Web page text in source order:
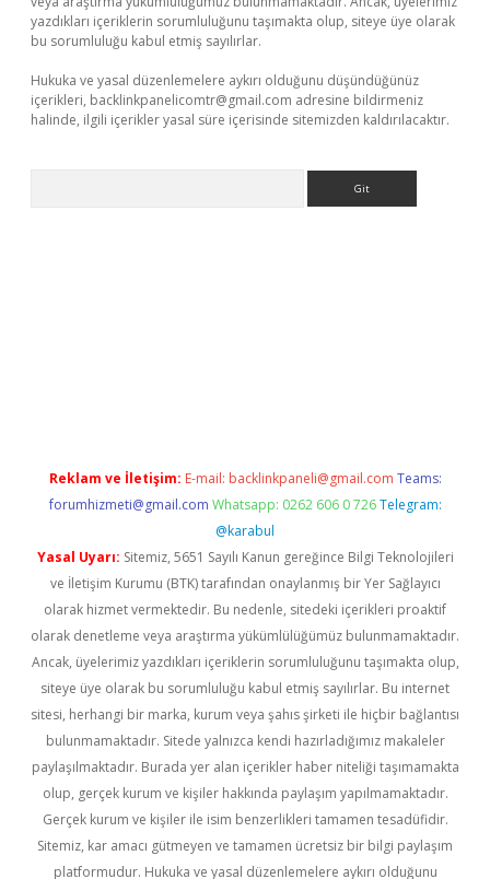
yazdıkları içeriklerin sorumluluğunu taşımakta olup, siteye üye olarak
bu sorumluluğu kabul etmiş sayılırlar.
Hukuka ve yasal düzenlemelere aykırı olduğunu düşündüğünüz
içerikleri, backlinkpanelicomtr@gmail.com adresine bildirmeniz
halinde, ilgili içerikler yasal süre içerisinde sitemizden kaldırılacaktır.
Reklam ve İletişim: E-mail: backlinkpaneli@gmail.com Teams:
forumhizmeti@gmail.com Whatsapp: 0262 606 0 726 Telegram:
@karabul
Yasal Uyarı: Sitemiz, 5651 Sayılı Kanun gereğince Bilgi Teknolojileri
ve İletişim Kurumu (BTK) tarafından onaylanmış bir Yer Sağlayıcı
olarak hizmet vermektedir. Bu nedenle, sitedeki içerikleri proaktif
olarak denetleme veya araştırma yükümlülüğümüz bulunmamaktadır.
Ancak, üyelerimiz yazdıkları içeriklerin sorumluluğunu taşımakta olup,
siteye üye olarak bu sorumluluğu kabul etmiş sayılırlar. Bu internet
sitesi, herhangi bir marka, kurum veya şahıs şirketi ile hiçbir bağlantısı
bulunmamaktadır. Sitede yalnızca kendi hazırladığımız makaleler
paylaşılmaktadır. Burada yer alan içerikler haber niteliği taşımamakta
olup, gerçek kurum ve kişiler hakkında paylaşım yapılmamaktadır.
Gerçek kurum ve kişiler ile isim benzerlikleri tamamen tesadüfidir.
Sitemiz, kar amacı gütmeyen ve tamamen ücretsiz bir bilgi paylaşım
platformudur. Hukuka ve yasal düzenlemelere aykırı olduğunu